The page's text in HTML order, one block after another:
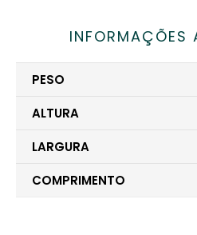
INFORMAÇÕES
PESO
ALTURA
LARGURA
COMPRIMENTO